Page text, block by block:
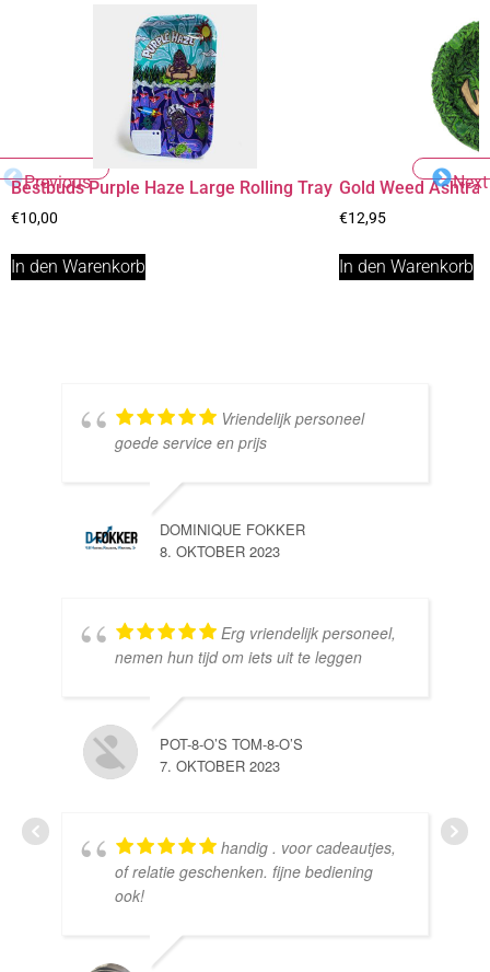
Previous
Bestbuds Purple Haze Large Rolling Tray
€10,00
In den Warenkorb
Gold Weed
€12,95
In den Warenkorb
Next
Vriendelijk personeel
goede service en prijs
DOMINIQUE FOKKER
8. OKTOBER 2023
Erg vriendelijk personeel,
nemen hun tijd om iets uit te leggen
POT-8-O’S TOM-8-O’S
7. OKTOBER 2023
handig . voor cadeautjes,
of relatie geschenken. fijne bediening
ook!